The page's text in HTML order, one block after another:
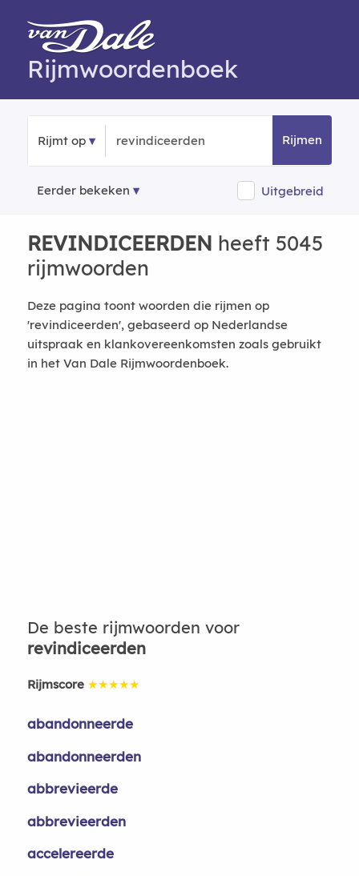
Rijmwoordenboek
Rijmt op Rijmen
Eerder bekeken Uitgebreid
REVINDICEERDEN heeft 5045
rijmwoorden
Deze pagina toont woorden die rijmen op
'revindiceerden', gebaseerd op Nederlandse
uitspraak en klankovereenkomsten zoals gebruikt
in het Van Dale Rijmwoordenboek.
De beste rijmwoorden voor
revindiceerden
Rijmscore ★★★★★
abandonneerde
abandonneerden
abbrevieerde
abbrevieerden
accelereerde